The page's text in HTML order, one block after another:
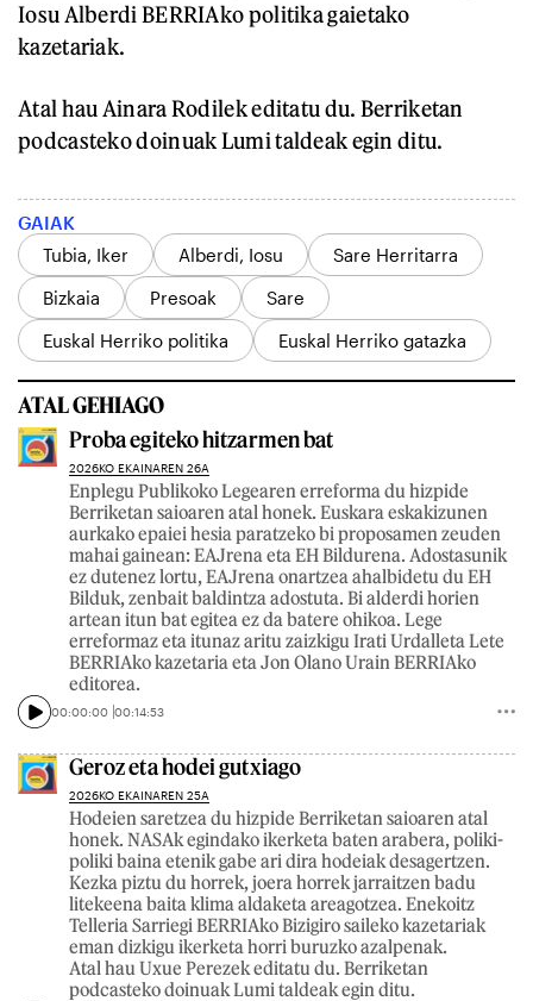
Iosu Alberdi BERRIAko politika gaietako
kazetariak.
Atal hau Ainara Rodilek editatu du. Berriketan
podcasteko doinuak Lumi taldeak egin ditu.
GAIAK
Tubia, Iker
Alberdi, Iosu
Sare Herritarra
Bizkaia
Presoak
Sare
Euskal Herriko politika
Euskal Herriko gatazka
ATAL GEHIAGO
Proba egiteko hitzarmen bat
2026KO EKAINAREN 26A
Enplegu Publikoko Legearen erreforma du hizpide
Berriketan saioaren atal honek. Euskara eskakizunen
aurkako epaiei hesia paratzeko bi proposamen zeuden
mahai gainean: EAJrena eta EH Bildurena. Adostasunik
ez dutenez lortu, EAJrena onartzea ahalbidetu du EH
Bilduk, zenbait baldintza adostuta. Bi alderdi horien
artean itun bat egitea ez da batere ohikoa. Lege
erreformaz eta itunaz aritu zaizkigu Irati Urdalleta Lete
BERRIAko kazetaria eta Jon Olano Urain BERRIAko
editorea.
00:00:00 00:14:53
Geroz eta hodei gutxiago
2026KO EKAINAREN 25A
Hodeien saretzea du hizpide Berriketan saioaren atal
honek. NASAk egindako ikerketa baten arabera, poliki-
poliki baina etenik gabe ari dira hodeiak desagertzen.
Kezka piztu du horrek, joera horrek jarraitzen badu
litekeena baita klima aldaketa areagotzea. Enekoitz
Telleria Sarriegi BERRIAko Bizigiro saileko kazetariak
eman dizkigu ikerketa horri buruzko azalpenak.
Atal hau Uxue Perezek editatu du. Berriketan
podcasteko doinuak Lumi taldeak egin ditu.